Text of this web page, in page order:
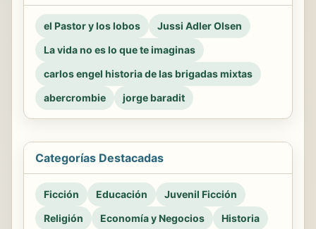
el Pastor y los lobos
Jussi Adler Olsen
La vida no es lo que te imaginas
carlos engel historia de las brigadas mixtas
abercrombie
jorge baradit
Categorías Destacadas
Ficción Educación
Juvenil Ficción
Religión
Economía y Negocios Historia